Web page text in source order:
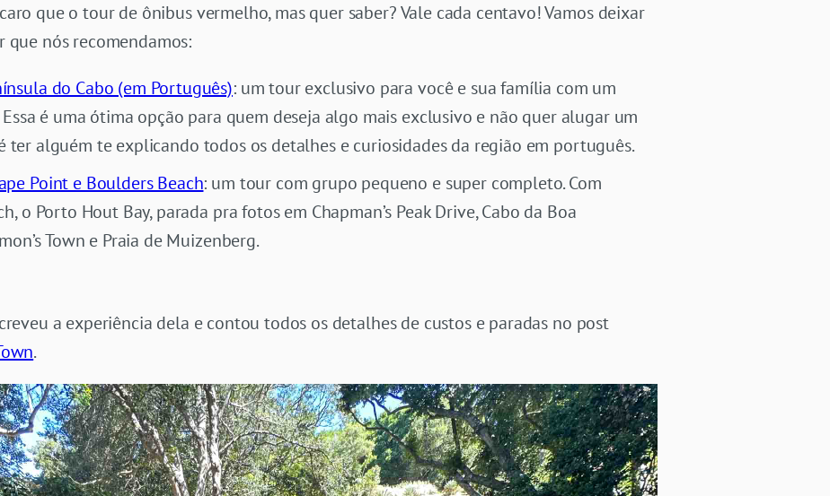
que o tour de ônibus vermelho, mas quer saber? Vale cada centavo! Vamos deixar
que nós recomendamos:
do Cabo (em Português): um tour exclusivo para você e sua família com um
é uma ótima opção para quem deseja algo mais exclusivo e não quer alugar um
ter alguém te explicando todos os detalhes e curiosidades da região em português.
Point e Boulders Beach: um tour com grupo pequeno e super completo. Com
o Porto Hout Bay, parada pra fotos em Chapman’s Peak Drive, Cabo da Boa
Town e Praia de Muizenberg.
a experiência dela e contou todos os detalhes de custos e paradas no post
.